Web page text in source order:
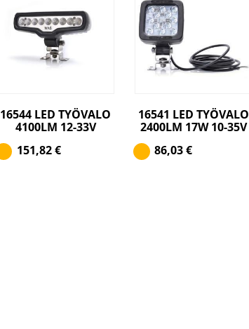
16544 LED TYÖVALO
4100LM 12-33V
151,82€
16541 LED TYÖVALO
2400LM 17W 10-35V
86,03€